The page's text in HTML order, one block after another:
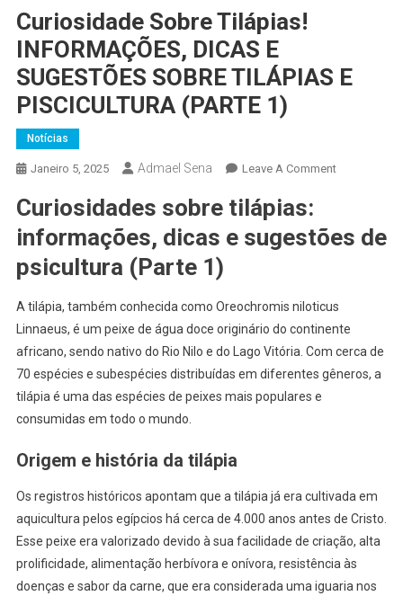
Curiosidade Sobre Tilápias!
INFORMAÇÕES, DICAS E
SUGESTÕES SOBRE TILÁPIAS E
PISCICULTURA (PARTE 1)
Notícias
Janeiro 5, 2025 Admael Sena Leave A CommentOn
Tilápias!
SUGESTÕES
SOBRE
TILÁPIAS
E
Curiosidades sobre tilápias:
informações, dicas e sugestões de
psicultura (Parte 1)
A tilápia, também conhecida como Oreochromis niloticus
Linnaeus, é um peixe de água doce originário do continente
africano, sendo nativo do Rio Nilo e do Lago Vitória. Com cerca de
70 espécies e subespécies distribuídas em diferentes gêneros, a
tilápia é uma das espécies de peixes mais populares e
consumidas em todo o mundo.
Origem e história da tilápia
Os registros históricos apontam que a tilápia já era cultivada em
aquicultura pelos egípcios há cerca de 4.000 anos antes de Cristo.
Esse peixe era valorizado devido à sua facilidade de criação, alta
prolificidade, alimentação herbívora e onívora, resistência às
doenças e sabor da carne, que era considerada uma iguaria nos